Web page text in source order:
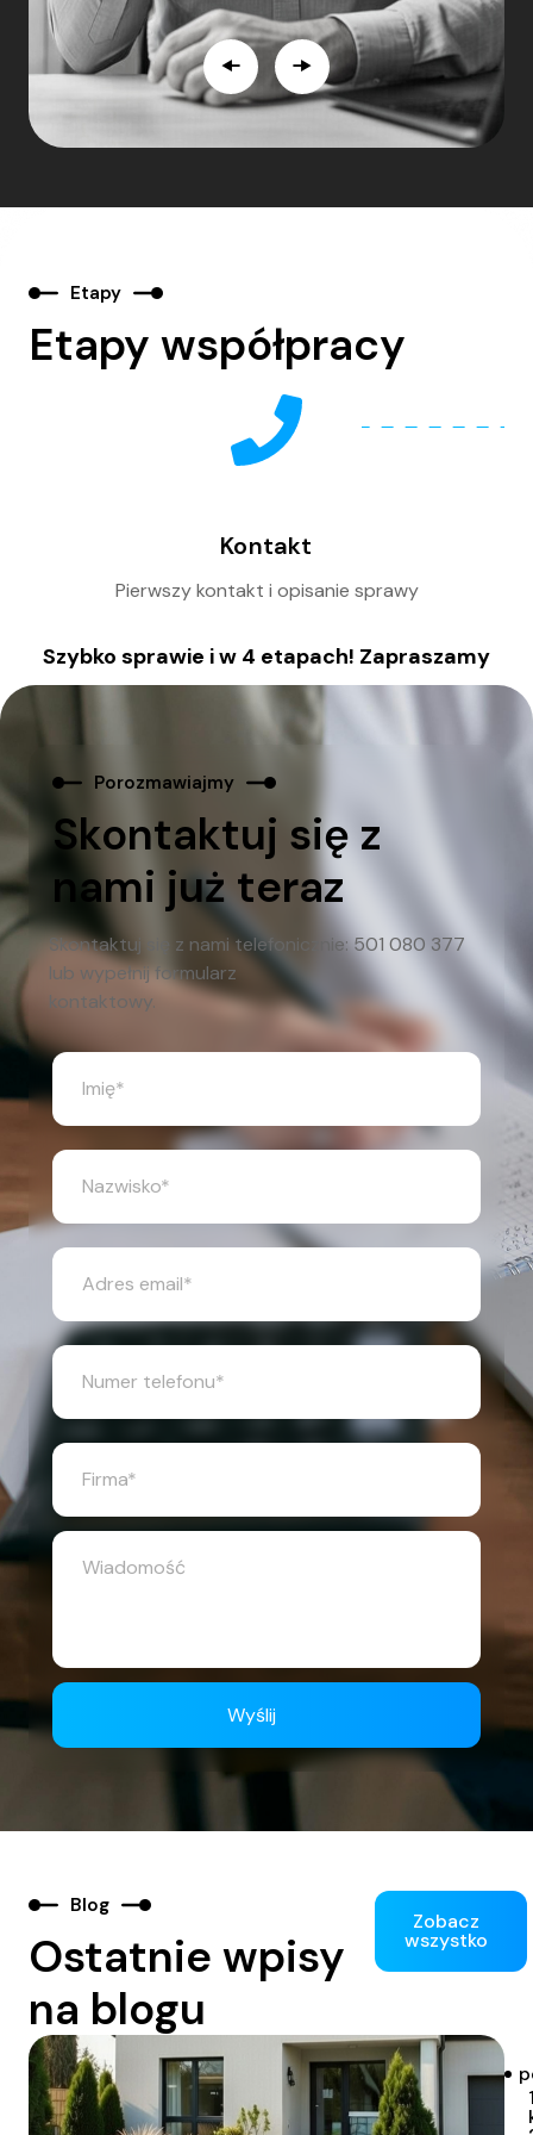
Etapy
Etapy współpracy
Kontakt
Pierwszy kontakt i opisanie sprawy
Szybko sprawie i w 4 etapach! Zapraszamy
Porozmawiajmy
Skontaktuj się z
nami już teraz
Skontaktuj się z nami telefonicznie: 501 080 377
lub wypełnij formularz
kontaktowy.
Blog
Ostatnie wpisy
na blogu
Zobacz
wszystko